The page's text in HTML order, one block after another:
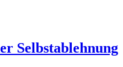
Selbstablehnung